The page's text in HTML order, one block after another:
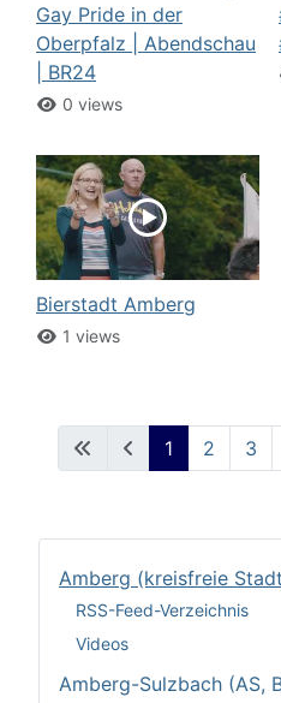
Gay Pride in der
Oberpfalz | Abendschau
| BR24
0 views
Bierstadt Amberg
1 views
1 2 3
Amberg (kreisfreie
RSS-Feed-Verzeichnis
Videos
Amberg-Sulzbach (AS,